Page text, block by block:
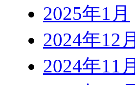
2025年1月
2024年12月
2024年11月